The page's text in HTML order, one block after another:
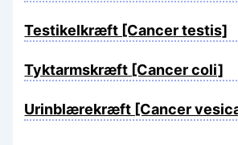
Testikelkræft [Cancer testis]
Tyktarmskræft [Cancer coli]
Urinblærekræft [Cancer